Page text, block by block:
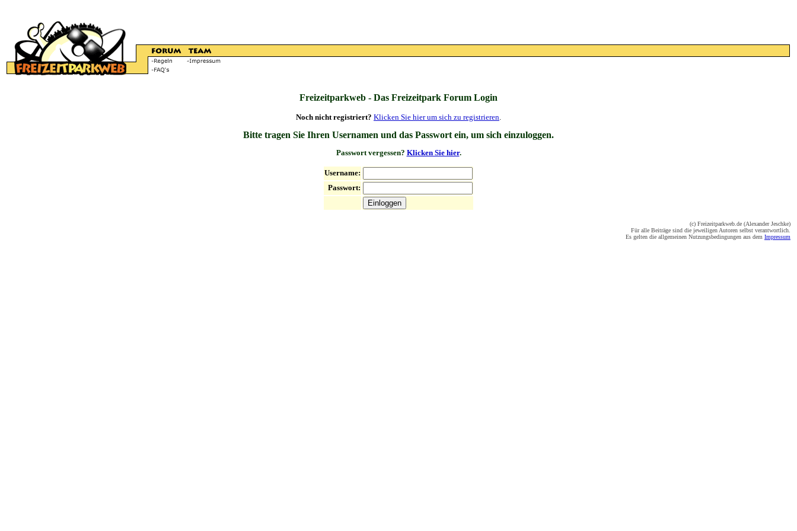
Freizeitparkweb - Das Freizeitpark Forum Login
Noch nicht registriert? Klicken Sie hier um sich zu registrieren.
Bitte tragen Sie Ihren Usernamen und das Passwort ein, um sich einzuloggen.
Passwort vergessen? Klicken Sie hier.
Username:
Passwort:
(c) Freizeitparkweb.de (Alexander Jeschke)
Für alle Beiträge sind die jeweiligen Autoren selbst verantwortlich.
Es gelten die allgemeinen Nutzungsbedingungen aus dem Impressum